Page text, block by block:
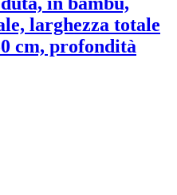
larghezza totale
cm, profondità